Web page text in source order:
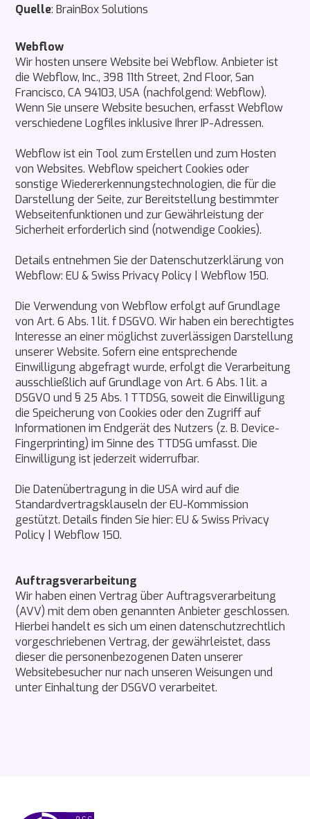
Quelle:BrainBox Solutions
Webflow
Wir hosten unsere Website bei Webflow. Anbieter ist
die Webflow, Inc., 398 11th Street, 2nd Floor, San
Francisco, CA 94103, USA (nachfolgend: Webflow).
Wenn Sie unsere Website besuchen, erfasst Webflow
verschiedene Logfiles inklusive Ihrer IP-Adressen.
Webflow ist ein Tool zum Erstellen und zum Hosten
von Websites. Webflow speichert Cookies oder
sonstige Wiedererkennungstechnologien, die für die
Darstellung der Seite, zur Bereitstellung bestimmter
Webseitenfunktionen und zur Gewährleistung der
Sicherheit erforderlich sind (notwendige Cookies).
Details entnehmen Sie der Datenschutzerklärung von
Webflow: EU & Swiss Privacy Policy | Webflow 150.
Die Verwendung von Webflow erfolgt auf Grundlage
von Art. 6 Abs. 1 lit. f DSGVO. Wir haben ein berechtigtes
Interesse an einer möglichst zuverlässigen Darstellung
unserer Website. Sofern eine entsprechende
Einwilligung abgefragt wurde, erfolgt die Verarbeitung
ausschließlich auf Grundlage von Art. 6 Abs. 1 lit. a
DSGVO und § 25 Abs. 1 TTDSG, soweit die Einwilligung
die Speicherung von Cookies oder den Zugriff auf
Informationen im Endgerät des Nutzers (z. B. Device-
Fingerprinting) im Sinne des TTDSG umfasst. Die
Einwilligung ist jederzeit widerrufbar.
Die Datenübertragung in die USA wird auf die
Standardvertragsklauseln der EU-Kommission
gestützt. Details finden Sie hier: EU & Swiss Privacy
Policy | Webflow 150.
Auftragsverarbeitung
Wir haben einen Vertrag über Auftragsverarbeitung
(AVV) mit dem oben genannten Anbieter geschlossen.
Hierbei handelt es sich um einen datenschutzrechtlich
vorgeschriebenen Vertrag, der gewährleistet, dass
dieser die personenbezogenen Daten unserer
Websitebesucher nur nach unseren Weisungen und
unter Einhaltung der DSGVO verarbeitet.